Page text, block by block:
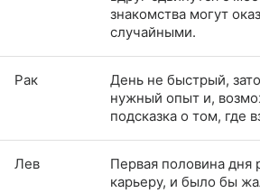
знакомства могут
случайными.
Рак
День не быстрый,
нужный опыт и,
подсказка о том, где
Лев
Первая половина дня
карьеру, и было бы